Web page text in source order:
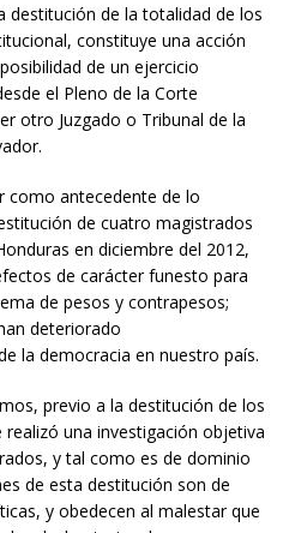
destitución de la totalidad de los
constituye una acción
de un ejercicio
el Pleno de la Corte
otro Juzgado o Tribunal de la
como antecedente de lo
de cuatro magistrados
en diciembre del 2012,
de carácter funesto para
de pesos y contrapesos;
deteriorado
la democracia en nuestro país.
previo a la destitución de los
una investigación objetiva
y tal como es de dominio
de esta destitución son de
y obedecen al malestar que